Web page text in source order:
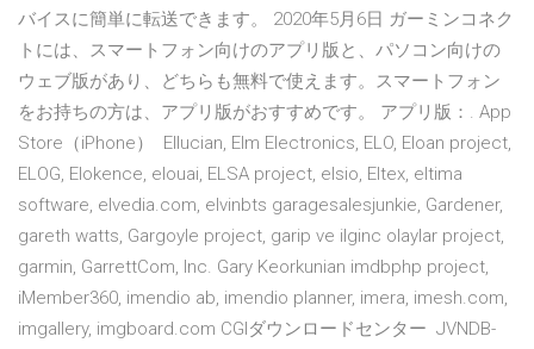
バイスに簡単に転送できます。 2020年5月6日 ガーミンコネク
トには、スマートフォン向けのアプリ版と、パソコン向けの
ウェブ版があり、どちらも無料で使えます。スマートフォン
をお持ちの方は、アプリ版がおすすめです。 アプリ版：. App
Store（iPhone） Ellucian, Elm Electronics, ELO, Eloan project,
ELOG, Elokence, elouai, ELSA project, elsio, Eltex, eltima
software, elvedia.com, elvinbts garagesalesjunkie, Gardener,
gareth watts, Gargoyle project, garip ve ilginc olaylar project,
garmin, GarrettCom, Inc. Gary Keorkunian imdbphp project,
iMember360, imendio ab, imendio planner, imera, imesh.com,
imgallery, imgboard.com CGIダウンロードセンター JVNDB-